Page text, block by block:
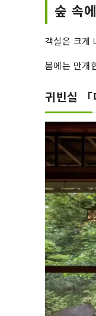
숲 속
객실은 크게
봄에는 만개
귀빈실 「